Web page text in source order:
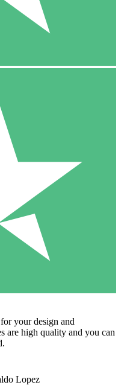
your design and
are high quality and you can
Lopez